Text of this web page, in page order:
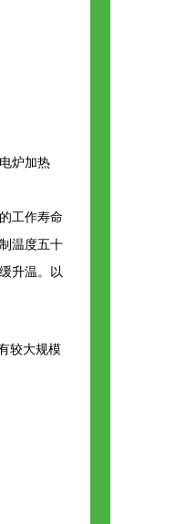
炉加热
工作寿命
温度五十
升温。以
较大规模